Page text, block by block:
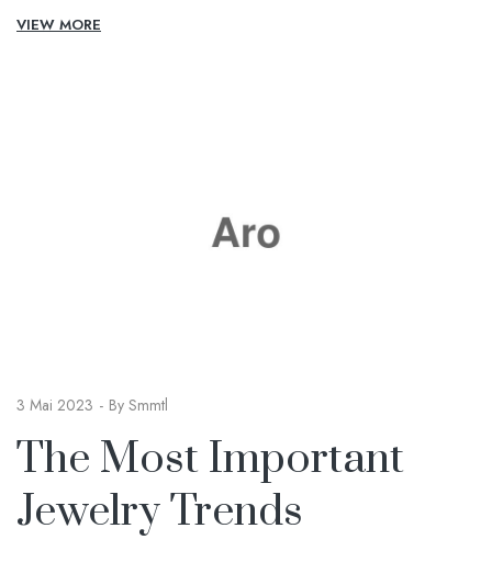
VIEW MORE
3 Mai 2023 By Smmtl
The Most Important
Jewelry Trends